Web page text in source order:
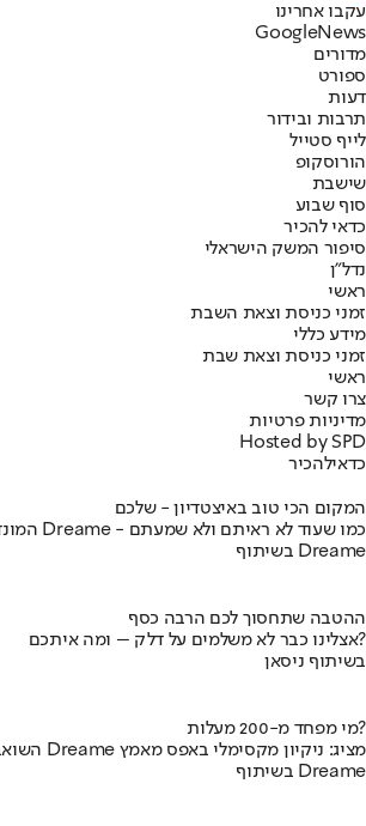
עקבו אחרינו
Googl eNews
מדורים
ספורט
דעות
תרבות ובידור
לייף סטייל
הורוסקופ
שישבת
סוף שבוע
כדאי להכיר
סיפור המשק הישראלי
נדל"ן
ראשי
זמני כניסת וצאת השבת
מידע כללי
זמני כניסת וצאת שבת
ראשי
צרו קשר
מדיניות פרטיות
Hosted by SPD
כדאילהכיר
המקום הכי טוב באיצטדיון - שלכם
המונדיאל עם מסכי Dreame - כמו שעוד לא ראיתם ולא שמעתם
בשיתוף Dreame
ההטבה שתחסוך לכם הרבה כסף
אצלינו כבר לא משלמים על דלק – ומה איתכם?
בשיתוף ניסאן
מי מפחד מ-200 מעלות?
השואב-שוטף החדש של Dreame מציג: ניקיון מקסימלי באפס מאמץ
בשיתוף Dreame